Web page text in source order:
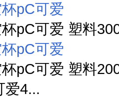
pC可爱
pC可爱 塑料
pC可爱
pC可爱 塑料
爱4...